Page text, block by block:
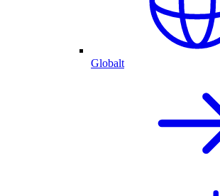
Globalt